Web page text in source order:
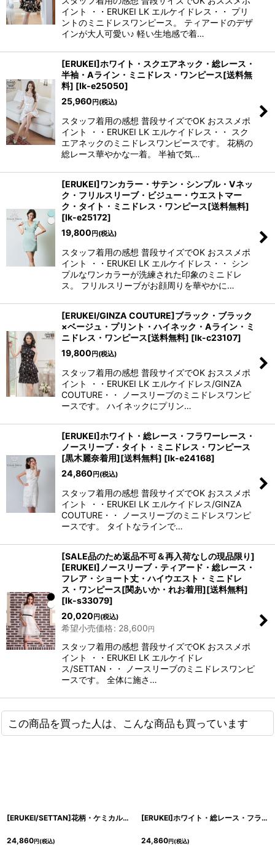
イント ・・ERUKEI LK エルケイドレス・・ プリ
ントのミニドレスワンピース。 ティアードのデザ
インが大人可愛い♪ 軽い生地感で着…
[ERUKEI]ホワイト・スクエアネック・総レース・
半袖・Aライン・ミニドレス・ワンピース[送料無
料] [lk-e25050]
25,960 円 (税込)
スタッフ着用の感想 普段サイズでOK おススメポ
イント ・・ERUKEI LK エルケイドレス・・ スク
エアネックのミニドレスワンピースです。 花柄の
総レース華やかな一着。 半袖で気…
[ERUKEI]ワンカラー・サテン・シンプル・Vネッ
ク・フリルスリーブ・ビジュー・ウエストマー
ク・タイト・ミニドレス・ワンピース[送料無料]
[lk-e25172]
19,800 円 (税込)
スタッフ着用の感想 普段サイズでOK おススメポ
イント ・・ERUKEI LK エルケイドレス・・ シン
プルなワンカラーが洗練された印象のミニドレ
ス。 フリルスリーブがお顔周りを華やかに…
[ERUKEI/GINZA COUTURE]ブラック・ブラック
×ベージュ・プリント・ハイネック・Aライン・ミ
ニドレス・ワンピース[送料無料] [lk-c23107]
19,800 円 (税込)
スタッフ着用の感想 普段サイズでOK おススメポ
イント ・・ERUKEI LK エルケイドレス/GINZA
COUTURE・・ ノースリーブのミニドレスワンピ
ースです。 ハイネックにプリン…
[ERUKEI]ホワイト・総レース・フラワーレース・
ノースリーブ・タイト・ミニドレス・ワンピース
[黒木麗奈着用][送料無料] [lk-e24168]
24,860 円 (税込)
スタッフ着用の感想 普段サイズでOK おススメポ
イント ・・ERUKEI LK エルケイドレス/GINZA
COUTURE・・ ノースリーブのミニドレスワンピ
ースです。 タイトなラインで…
[SALE品のため返品不可＆再入荷なしの現品限り]
[ERUKEI]ノースリーブ・ティアード・総レース・
フレア・ショート丈・ハイウエスト・ミニドレ
ス・ワンピース[関あいか・れお着用][送料無料]
[lk-s33079]
20,020 円 (税込)
希望小売価格: 28,600円
スタッフ着用の感想 普段サイズでOK おススメポ
イント ・・ERUKEI LK エルケイドレ
ス/SETTAN・・ ノースリーブのミニドレスワンピ
ースです。 全体に施さ…
この商品を買った人は、こんな商品も買っています
[ERUKEI/SETTAN]花柄・ケミカルレース・総レース・Aライン・フレア・ミニドレス・ワンピース[送料無料]
24,860円(税込)
[ERUKEI]ホワイト・総レース・フラワーレース・ノースリーブ・タイト・ミニドレス・ワンピース[黒木麗奈着用][送料無料]
24,860円(税込)